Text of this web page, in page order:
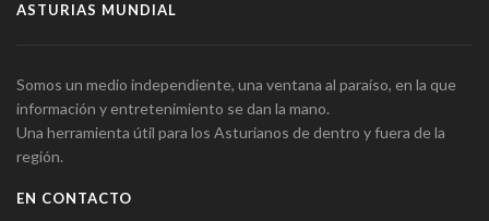
ASTURIAS MUNDIAL
Somos un medio independiente, una ventana al paraíso, en la que
información y entretenimiento se dan la mano.
Una herramienta útil para los Asturianos de dentro y fuera de la
región.
EN CONTACTO